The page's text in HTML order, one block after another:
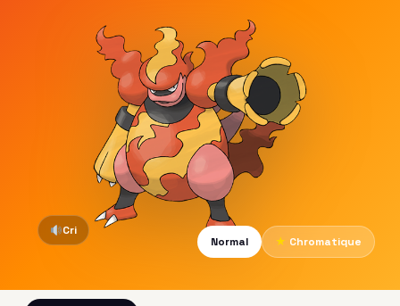
Cri
Normal
★ Chromatique